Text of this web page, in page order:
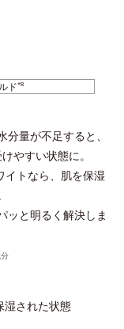
ド*8
量が不足すると、
やすい状態に。
イトなら、肌を保湿
ッと明るく解決しま
湿された状態